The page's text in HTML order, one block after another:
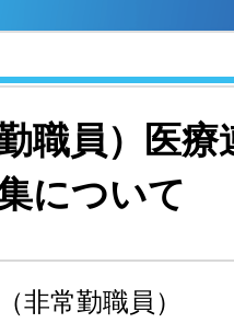
職員）医療
について
非常勤職員）